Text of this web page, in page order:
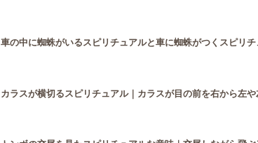
車の中に蜘蛛がいるスピリチュアルと車に蜘蛛がつくスピリ
カラスが横切るスピリチュアル｜カラスが目の前を右から左